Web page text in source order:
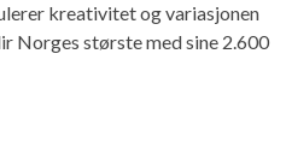
kreativitet og variasjonen
Norges største med sine 2.600